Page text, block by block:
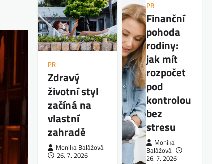
PR
Zdravý
životní styl
začíná na
vlastní
zahradě
Monika Balážová
26. 7. 2026
PR
Finanční
pohoda
rodiny:
jak mít
rozpočet
pod
kontrolou
bez
stresu
Monika
Balážová
26. 7. 2026